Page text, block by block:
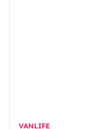
VANLIFE